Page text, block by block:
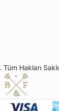
Hakları